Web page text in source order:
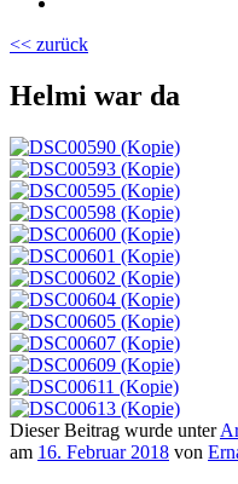
<< zurück
Helmi war da
Dieser Beitrag wurde unter
am 16. Februar 2018 von